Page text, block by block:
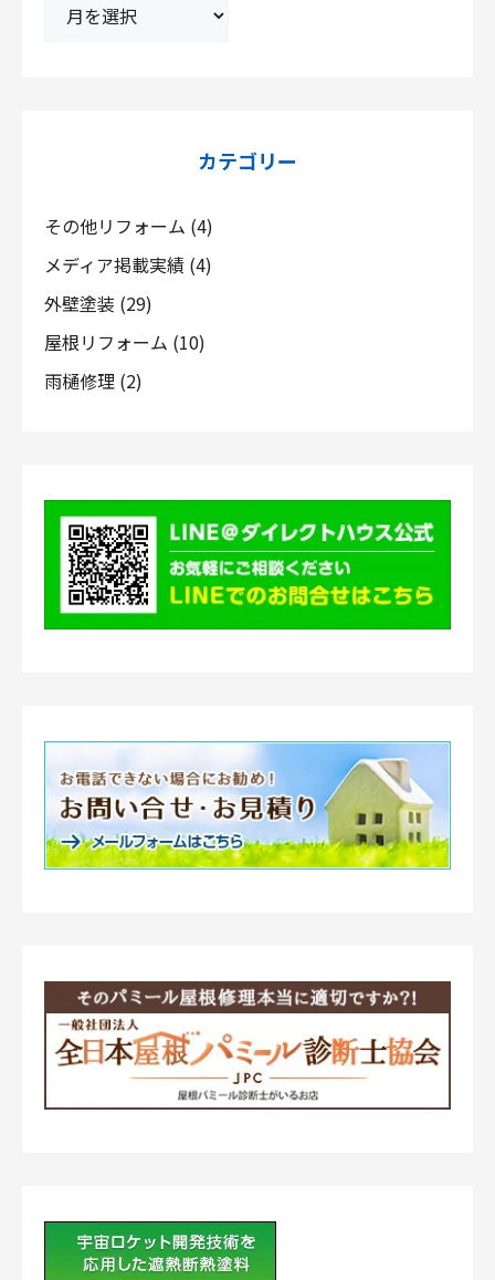
カテゴリー
その他リフォーム (4)
メディア掲載実績 (4)
外壁塗装 (29)
屋根リフォーム (10)
雨樋修理 (2)